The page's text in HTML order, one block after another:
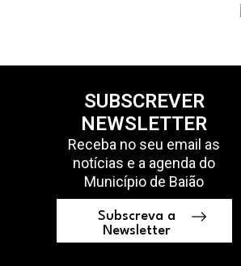
SUBSCREVER
NEWSLETTER
Receba no seu email as
notícias e a agenda do
Município de Baião
Subscreva a
Newsletter